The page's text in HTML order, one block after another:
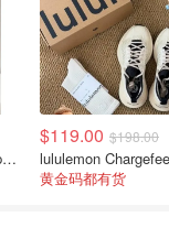
lululemon Smooth Spacer 经典卫衣
$119.00 $198.00
黄金码都有货